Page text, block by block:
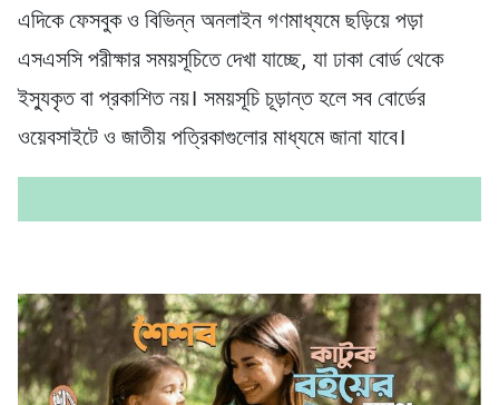
এদিকে ফেসবুক ও বিভিন্ন অনলাইন গণমাধ্যমে ছড়িয়ে পড়া
এসএসসি পরীক্ষার সময়সূচিতে দেখা যাচ্ছে, যা ঢাকা বোর্ড থেকে
ইস্যুকৃত বা প্রকাশিত নয়। সময়সূচি চূড়ান্ত হলে সব বোর্ডের
ওয়েবসাইটে ও জাতীয় পত্রিকাগুলোর মাধ্যমে জানা যাবে।